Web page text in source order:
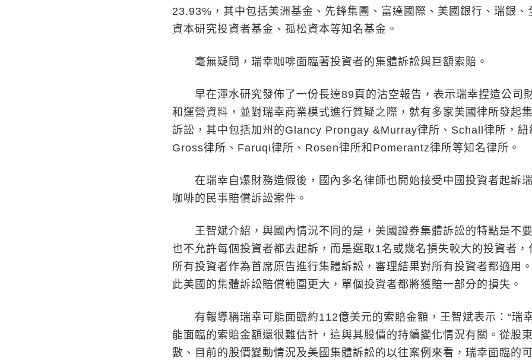
23.93%，其中包括美洲基金、先鋒集團、富達國際、美國銀行、瑞銀、
資本研究投資者基金、孤松資本等知名基金。
毫無疑問，瑞幸咖啡面臨著投資者的集體訴訟與巨額索賠。
早在渾水研究發佈了一份長達89頁的沽空報告，表示瑞幸捏造公司
和運營資料，並對瑞幸商業模式進行質疑之際，就有多家美國律所發起
訴訟，其中包括加州的Glancy Prongay &Murray律所、Schall律所，紐
Gross律所、Faruqi律所、Rosen律所和Pomerantz律所等知名律所。
在瑞幸自爆財務造假後，國內多名律師也開始接受中國投資者起訴
咖啡的民事賠償訴訟案件。
王智斌介紹，與國內情況不同的是，美國證券集體訴訟的特點是不
也不允許每個投資者都去起訴，而是選取1名或幾名損失較大的投資者，
所有投資者作為首席原告進行集體訴訟，審理結果對所有投資者都適用
此美國的集體訴訟賠償範圍更大，單個投資者都將獲賠一部分的損失。
有報導稱瑞幸可能面臨約112億美元的索賠金額，王智斌表示：“瑞幸
能面臨的索賠金額還很難估計，這與其股價的持續變化情況有關。從股
數、目前的股價變動情況及美國集體訴訟的以往案例來看，瑞幸面臨的